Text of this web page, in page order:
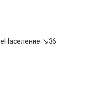
↘36